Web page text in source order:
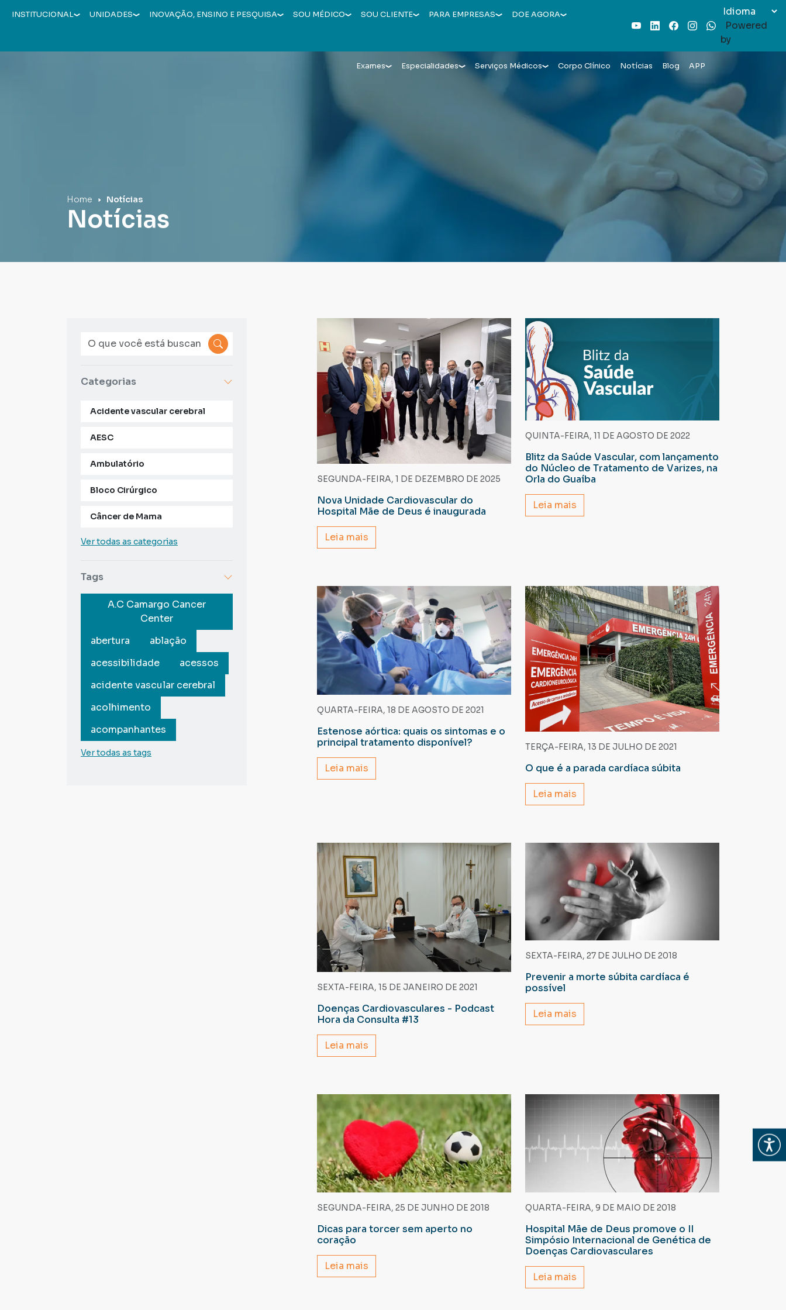
Abrir
INSTITUCIONAL UNIDADES INOVAÇÃO, ENSINO E PESQUISA SOU MÉDICO SOU CLIENTE PARA EMPRESAS
DOE AGORA
YoutubeLinkedInFacebook
InstagramWhatsAppPowered
by
Exames Especialidades Serviços Médicos Corpo Clínico Notícias Blog APP
Home Notícias
Notícias
Categorias
Acidente vascular cerebral
AESC
Ambulatório
Bloco Cirúrgico
Câncer de Mama
Ver todas as categorias
Tags
A.C Camargo Cancer
Center
abertura
ablação
acessibilidade
acessos
acidente vascular cerebral
acolhimento
acompanhantes
Ver todas as tags
SEGUNDA-FEIRA, 1 DE DEZEMBRO DE 2025
Nova Unidade Cardiovascular do
Hospital Mãe de Deus é inaugurada
Leia mais
QUINTA-FEIRA, 11 DE AGOSTO DE 2022
Blitz da Saúde Vascular, com lançamento
do Núcleo de Tratamento de Varizes, na
Orla do Guaíba
Leia mais
QUARTA-FEIRA, 18 DE AGOSTO DE 2021
Estenose aórtica: quais os sintomas e o
principal tratamento disponível?
Leia mais
TERÇA-FEIRA, 13 DE JULHO DE 2021
O que é a parada cardíaca súbita
Leia mais
SEXTA-FEIRA, 15 DE JANEIRO DE 2021
Doenças Cardiovasculares - Podcast
Hora da Consulta #13
Leia mais
SEXTA-FEIRA, 27 DE JULHO DE 2018
Prevenir a morte súbita cardíaca é
possível
Leia mais
SEGUNDA-FEIRA, 25 DE JUNHO DE 2018
Dicas para torcer sem aperto no
coração
Leia mais
QUARTA-FEIRA, 9 DE MAIO DE 2018
Hospital Mãe de Deus promove o II
Simpósio Internacional de Genética de
Doenças Cardiovasculares
Leia mais